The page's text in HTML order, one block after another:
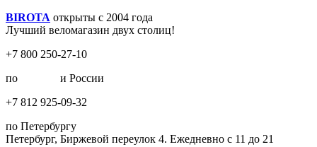
BIROTA открыты с 2004 года
Лучший веломагазин двух столиц!
+7 800 250-27-10
по
и России
+7 812 925-09-32
по Петербургу
Петербург, Биржевой переулок 4. Ежедневно с 11 до 21